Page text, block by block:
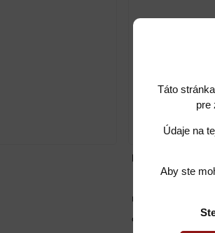
Táto
pre
Údaje na
Aby ste
HSB 014-11
na sklade
cena na vyžiadanie